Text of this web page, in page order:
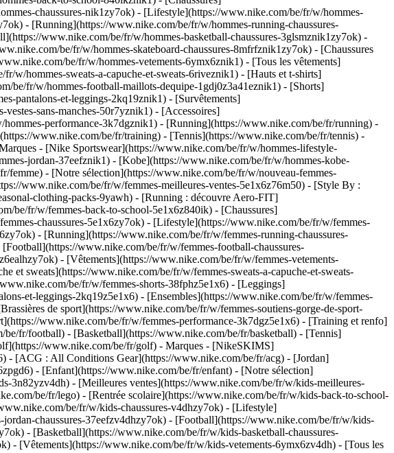
chaussures-nik1zy7ok) - [Lifestyle](https://www.nike.com/be/fr/w/hommes-
- [Running](https://www.nike.com/be/fr/w/hommes-running-chaussures-
www.nike.com/be/fr/w/hommes-basketball-chaussures-3glsmznik1zy7ok) -
be/fr/w/hommes-skateboard-chaussures-8mfrfznik1zy7ok) - [Chaussures
be/fr/w/hommes-vetements-6ymx6znik1) - [Tous les vêtements]
w/hommes-sweats-a-capuche-et-sweats-6riveznik1) - [Hauts et t-shirts]
be/fr/w/hommes-football-maillots-dequipe-1gdj0z3a41eznik1) - [Shorts]
pantalons-et-leggings-2kq19znik1) - [Survêtements]
sans-manches-50r7yznik1) - [Accessoires]
performance-3k7dgznik1) - [Running](https://www.nike.com/be/fr/running) -
www.nike.com/be/fr/training) - [Tennis](https://www.nike.com/be/fr/tennis) -
- [Nike Sportswear](https://www.nike.com/be/fr/w/hommes-lifestyle-
jordan-37eefznik1) - [Kobe](https://www.nike.com/be/fr/w/hommes-kobe-
- [Notre sélection](https://www.nike.com/be/fr/w/nouveau-femmes-
www.nike.com/be/fr/w/femmes-meilleures-ventes-5e1x6z76m50) - [Style By :
clothing-packs-9yawh) - [Running : découvre Aero-FIT]
be/fr/w/femmes-back-to-school-5e1x6z840ik) - [Chaussures]
chaussures-5e1x6zy7ok) - [Lifestyle](https://www.nike.com/be/fr/w/femmes-
- [Running](https://www.nike.com/be/fr/w/femmes-running-chaussures-
www.nike.com/be/fr/w/femmes-football-chaussures-
- [Vêtements](https://www.nike.com/be/fr/w/femmes-vetements-
et sweats](https://www.nike.com/be/fr/w/femmes-sweats-a-capuche-et-sweats-
be/fr/w/femmes-shorts-38fphz5e1x6) - [Leggings]
et-leggings-2kq19z5e1x6) - [Ensembles](https://www.nike.com/be/fr/w/femmes-
de sport](https://www.nike.com/be/fr/w/femmes-soutiens-gorge-de-sport-
www.nike.com/be/fr/w/femmes-performance-3k7dgz5e1x6) - [Training et renfo]
fr/football) - [Basketball](https://www.nike.com/be/fr/basketball) - [Tennis]
www.nike.com/be/fr/golf) - Marques - [NikeSKIMS]
- [ACG : All Conditions Gear](https://www.nike.com/be/fr/acg) - [Jordan]
- [Enfant](https://www.nike.com/be/fr/enfant) - [Notre sélection]
3n82yzv4dh) - [Meilleures ventes](https://www.nike.com/be/fr/w/kids-meilleures-
be/fr/lego) - [Rentrée scolaire](https://www.nike.com/be/fr/w/kids-back-to-school-
be/fr/w/kids-chaussures-v4dhzy7ok) - [Lifestyle]
chaussures-37eefzv4dhzy7ok) - [Football](https://www.nike.com/be/fr/w/kids-
- [Basketball](https://www.nike.com/be/fr/w/kids-basketball-chaussures-
- [Vêtements](https://www.nike.com/be/fr/w/kids-vetements-6ymx6zv4dh) - [Tous les